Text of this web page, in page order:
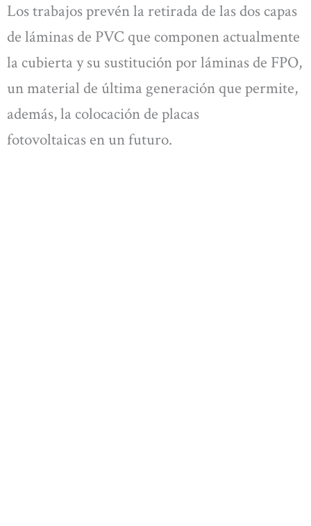
Los trabajos prevén la retirada de las dos capas
de láminas de PVC que componen actualmente
la cubierta y su sustitución por láminas de FPO,
un material de última generación que permite,
además, la colocación de placas
fotovoltaicas en un futuro.